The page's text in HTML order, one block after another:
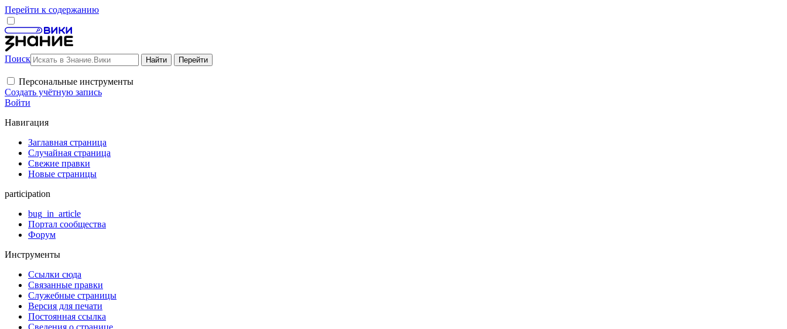
Перейти к содержанию
Поиск
Персональные инструменты
Создать учётную запись
Войти
Навигация
Заглавная страница
Случайная страница
Свежие правки
Новые страницы
participation
bug_in_article
Портал сообщества
Форум
Инструменты
Ссылки сюда
Связанные правки
Служебные страницы
Версия для печати
Постоянная ссылка
Сведения о странице